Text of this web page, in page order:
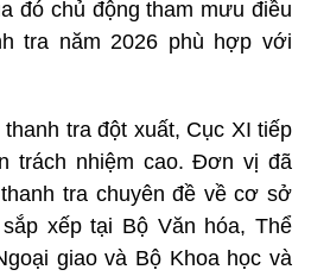
đó chủ động tham mưu điều
tra năm 2026 phù hợp với
tra đột xuất, Cục XI tiếp
trách nhiệm cao. Đơn vị đã
tra chuyên đề về cơ sở
xếp tại Bộ Văn hóa, Thể
giao và Bộ Khoa học và